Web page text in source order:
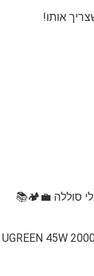
סוללה 💼🏕️📚
UGREEN 45W